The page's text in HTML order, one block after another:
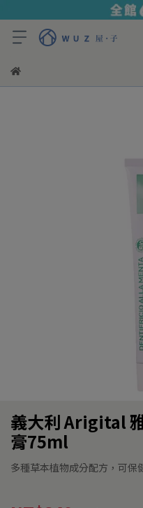
義大利 Arigital
膏75ml
多種草本植物成分配方，可保